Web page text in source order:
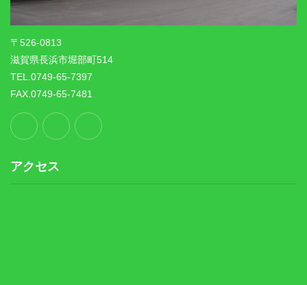
〒526-0813
滋賀県長浜市堀部町514
TEL.0749-65-7397
FAX.0749-65-7481
アクセス